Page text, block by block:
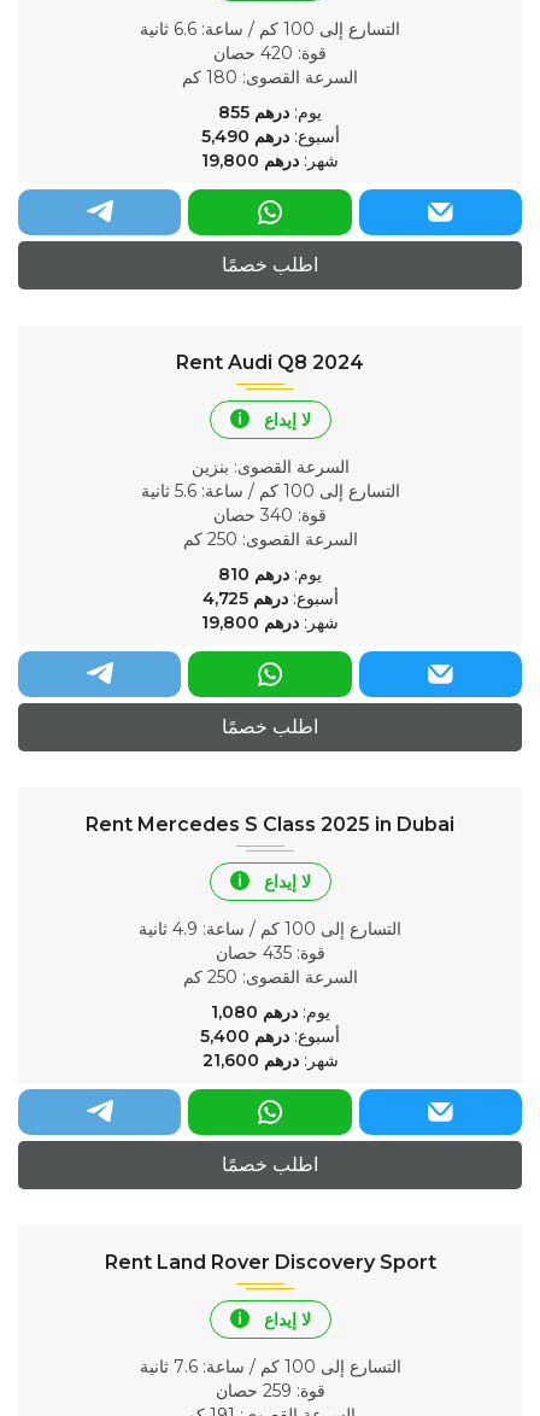
التسارع إلى 100 كم / ساعة
: 6.6 ثانية
قوة: 420 حصان
السرعة القصوى: 180 كم
يوم: درهم
أسبوع: درهم
شهر: درهم
اطلب خصمًا
Rent Audi Q8 2024
لا إيداع
السرعة القصوى: بنزين
التسارع إلى 100 كم / ساعة
: 5.6 ثانية
قوة: 340 حصان
السرعة القصوى: 250 كم
يوم: درهم
أسبوع: درهم 4,725
شهر: درهم
اطلب خصمًا
Rent Mercedes S Class 2025 in Dubai
لا إيداع
التسارع إلى 100 كم / ساعة
: 4.9 ثانية
قوة: 435 حصان
السرعة القصوى: 250 كم
يوم: درهم
أسبوع: درهم
شهر: درهم
اطلب خصمًا
Rent Land Rover Discovery Sport
لا إيداع
التسارع إلى 100 كم / ساعة
: 7.6 ثانية
قوة: 259 حصان